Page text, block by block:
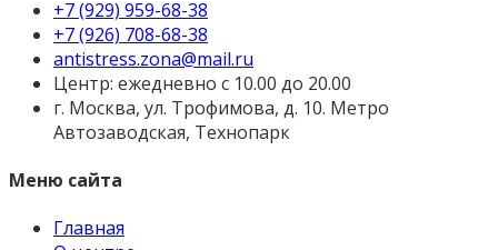
+7 (929) 959-68-38
+7 (926) 708-68-38
antistress.zona@mail.ru
Центр: ежедневно с 10.00 до 20.00
г. Москва, ул. Трофимова, д. 10. Метро
Автозаводская, Технопарк
Меню сайта
Главная